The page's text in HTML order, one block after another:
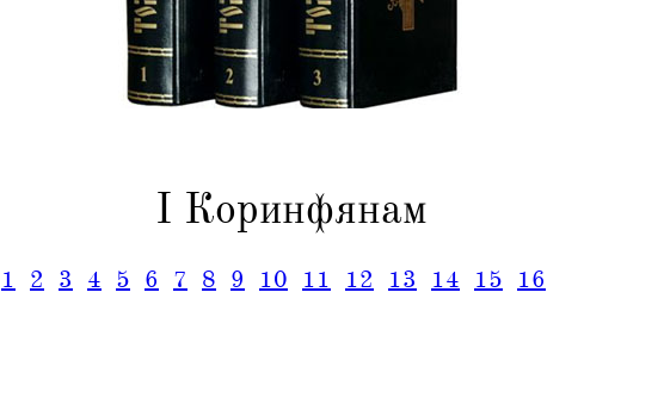
I Коринфянам
1 2 3 4 5 6 7 8 9 10 11 12 13 14 15 16